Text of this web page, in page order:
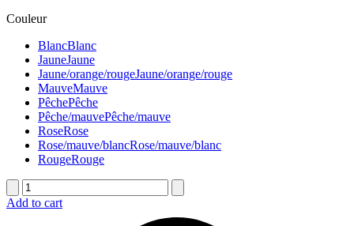
Couleur
BlancBlanc
JauneJaune
Jaune/orange/rougeJaune/orange/rouge
MauveMauve
PêchePêche
Pêche/mauvePêche/mauve
RoseRose
Rose/mauve/blancRose/mauve/blanc
RougeRouge
quantité
de
Add to cart